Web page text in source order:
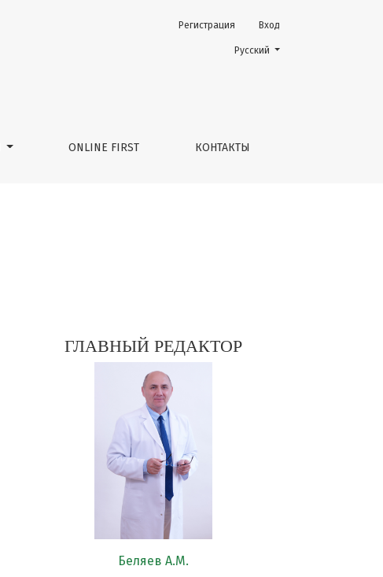
ONLINE FIRST КОНТАКТЫ
Регистрация Вход
Change the language. The
Русский
ГЛАВНЫЙ РЕДАКТОР
Беляев А.М.